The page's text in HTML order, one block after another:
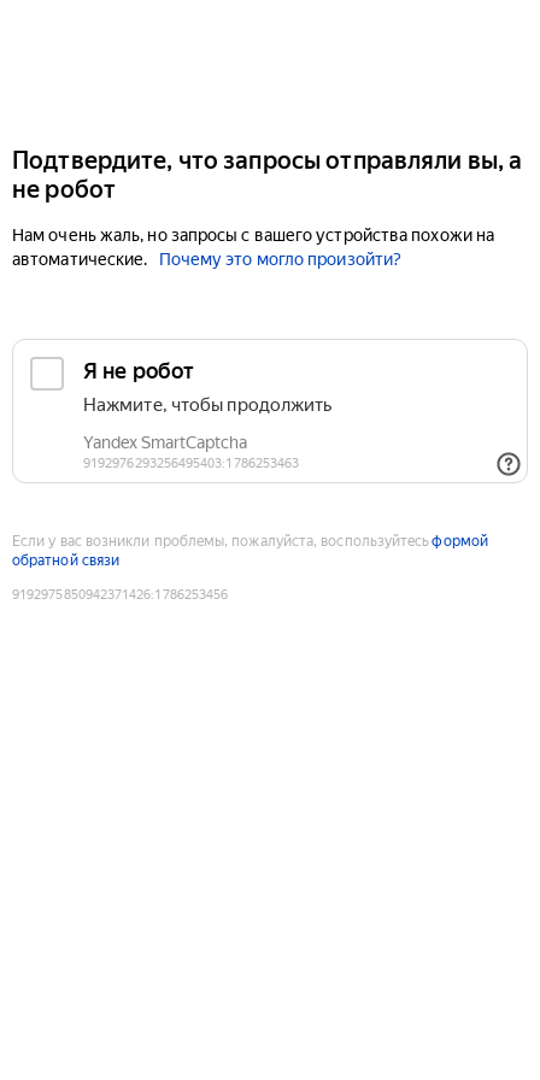
Подтвердите, что запросы отправляли вы, а
не робот
Нам очень жаль, но запросы с вашего устройства похожи на
автоматические.
Почему это могло произойти?
Если у вас возникли проблемы, пожалуйста, воспользуйтесьформой
обратной связи
9192975850942371426:1786253456